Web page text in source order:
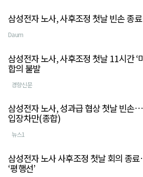
삼성전자 노사, 사후조정 첫날 빈손 종
Daum
삼성전자 노사, 사후조정 첫날 11시간
합의 불발
경향신문
삼성전자 노사, 성과급 협상 첫날 빈손
입장차만(종합)
뉴스1
삼성전자 노사 사후조정 첫날 회의 종
‘평행선’